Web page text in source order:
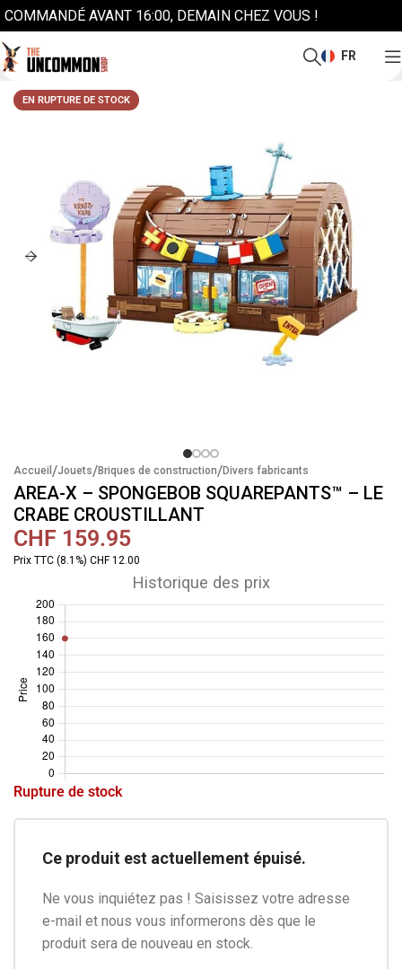
COMMANDÉ AVANT 16:00, DEMAIN CHEZ VOUS !
FR
EN RUPTURE DE STOCK
Accueil /Jouets/Briques de construction/Divers fabricants
AREA-X – SPONGEBOB SQUAREPANTS™ – LE
CRABE CROUSTILLANT
CHF 159.95
Prix TTC (8.1%) CHF 12.00
Historique des prix
Rupture de stock
Ce produit est actuellement épuisé.
Ne vous inquiétez pas ! Saisissez votre adresse
e-mail et nous vous informerons dès que le
produit sera de nouveau en stock.